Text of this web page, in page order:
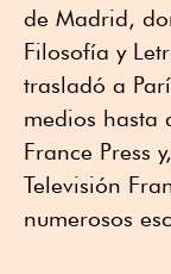
de Madrid,
Filosofía y
trasladó a
medios hasta
France Press
Televisión
numerosos